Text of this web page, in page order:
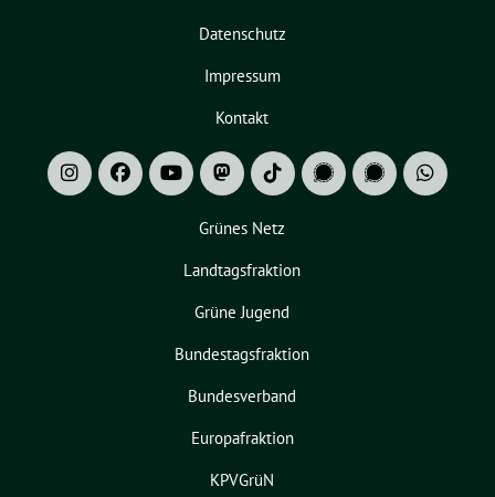
Datenschutz
Impressum
Kontakt
Grünes Netz
Landtagsfraktion
Grüne Jugend
Bundestagsfraktion
Bundesverband
Europafraktion
KPVGrüN